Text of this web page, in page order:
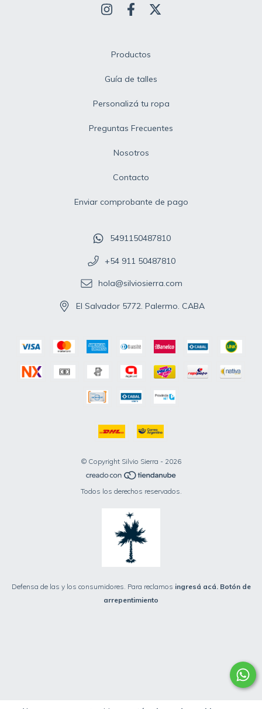
Productos
Guía de talles
Personalizá tu ropa
Preguntas Frecuentes
Nosotros
Contacto
Enviar comprobante de pago
5491150487810
+54 911 50487810
hola@silviosierra.com
El Salvador 5772. Palermo. CABA
© Copyright Silvio Sierra - 2026
Todos los derechos reservados.
Defensa de las y los consumidores. Para reclamos ingresá acá. Botón de
arrepentimiento